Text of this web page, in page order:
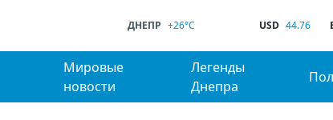
ДНЕПР +26°C USD 44.76
Мировые
новости
Легенды
Днепра